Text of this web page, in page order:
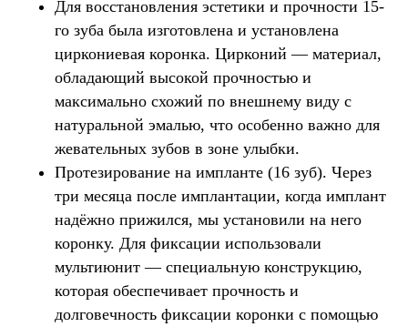
Для восстановления эстетики и прочности 15-
го зуба была изготовлена и установлена
циркониевая коронка. Цирконий — материал,
обладающий высокой прочностью и
максимально схожий по внешнему виду с
натуральной эмалью, что особенно важно для
жевательных зубов в зоне улыбки.
Протезирование на импланте (16 зуб). Через
три месяца после имплантации, когда имплант
надёжно прижился, мы установили на него
коронку. Для фиксации использовали
мультиюнит — специальную конструкцию,
которая обеспечивает прочность и
долговечность фиксации коронки с помощью